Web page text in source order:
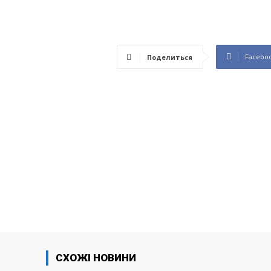
Поделиться
СХОЖІ НОВИНИ